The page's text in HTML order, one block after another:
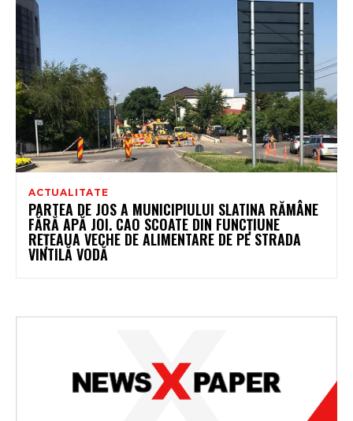
ACTUALITATE
PARTEA DE JOS A MUNICIPIULUI SLATINA RĂMÂNE
FĂRĂ APĂ JOI. CAO SCOATE DIN FUNCȚIUNE
REȚEAUA VECHE DE ALIMENTARE DE PE STRADA
VINTILĂ VODĂ